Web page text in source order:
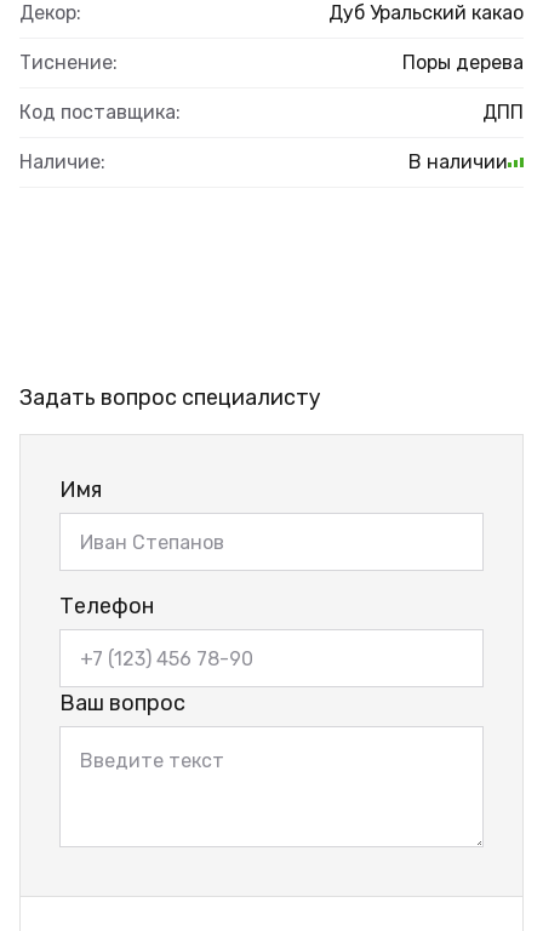
Декор: Дуб Уральский какао
Тиснение: Поры дерева
Код поставщика: ДПП
Наличие: В наличии
Задать вопрос специалисту
Имя
Телефон
Ваш вопрос